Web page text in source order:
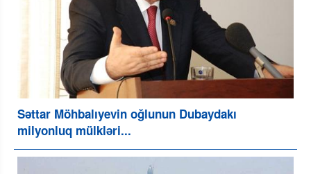
Səttar Möhbalıyevin oğlunun Dubaydakı
milyonluq mülkləri...